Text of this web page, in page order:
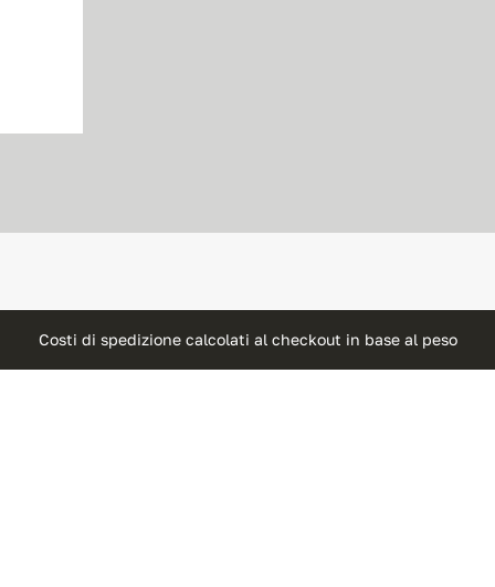
Costi di spedizione calcolati al checkout in base al peso